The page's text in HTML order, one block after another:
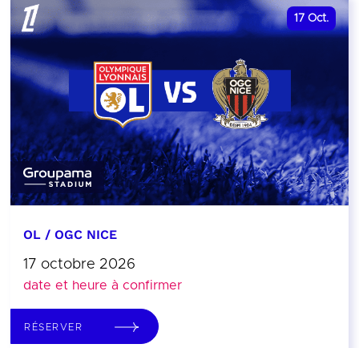
17 Oct.
OL / OGC NICE
17 octobre 2026
date et heure à confirmer
RÉSERVER